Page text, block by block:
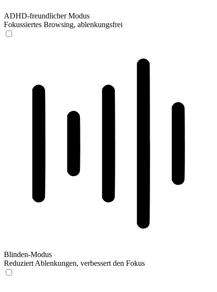
ADHD-freundlicher Modus
Fokussiertes Browsing, ablenkungsfrei
Blinden-Modus
Reduziert Ablenkungen, verbessert den Fokus